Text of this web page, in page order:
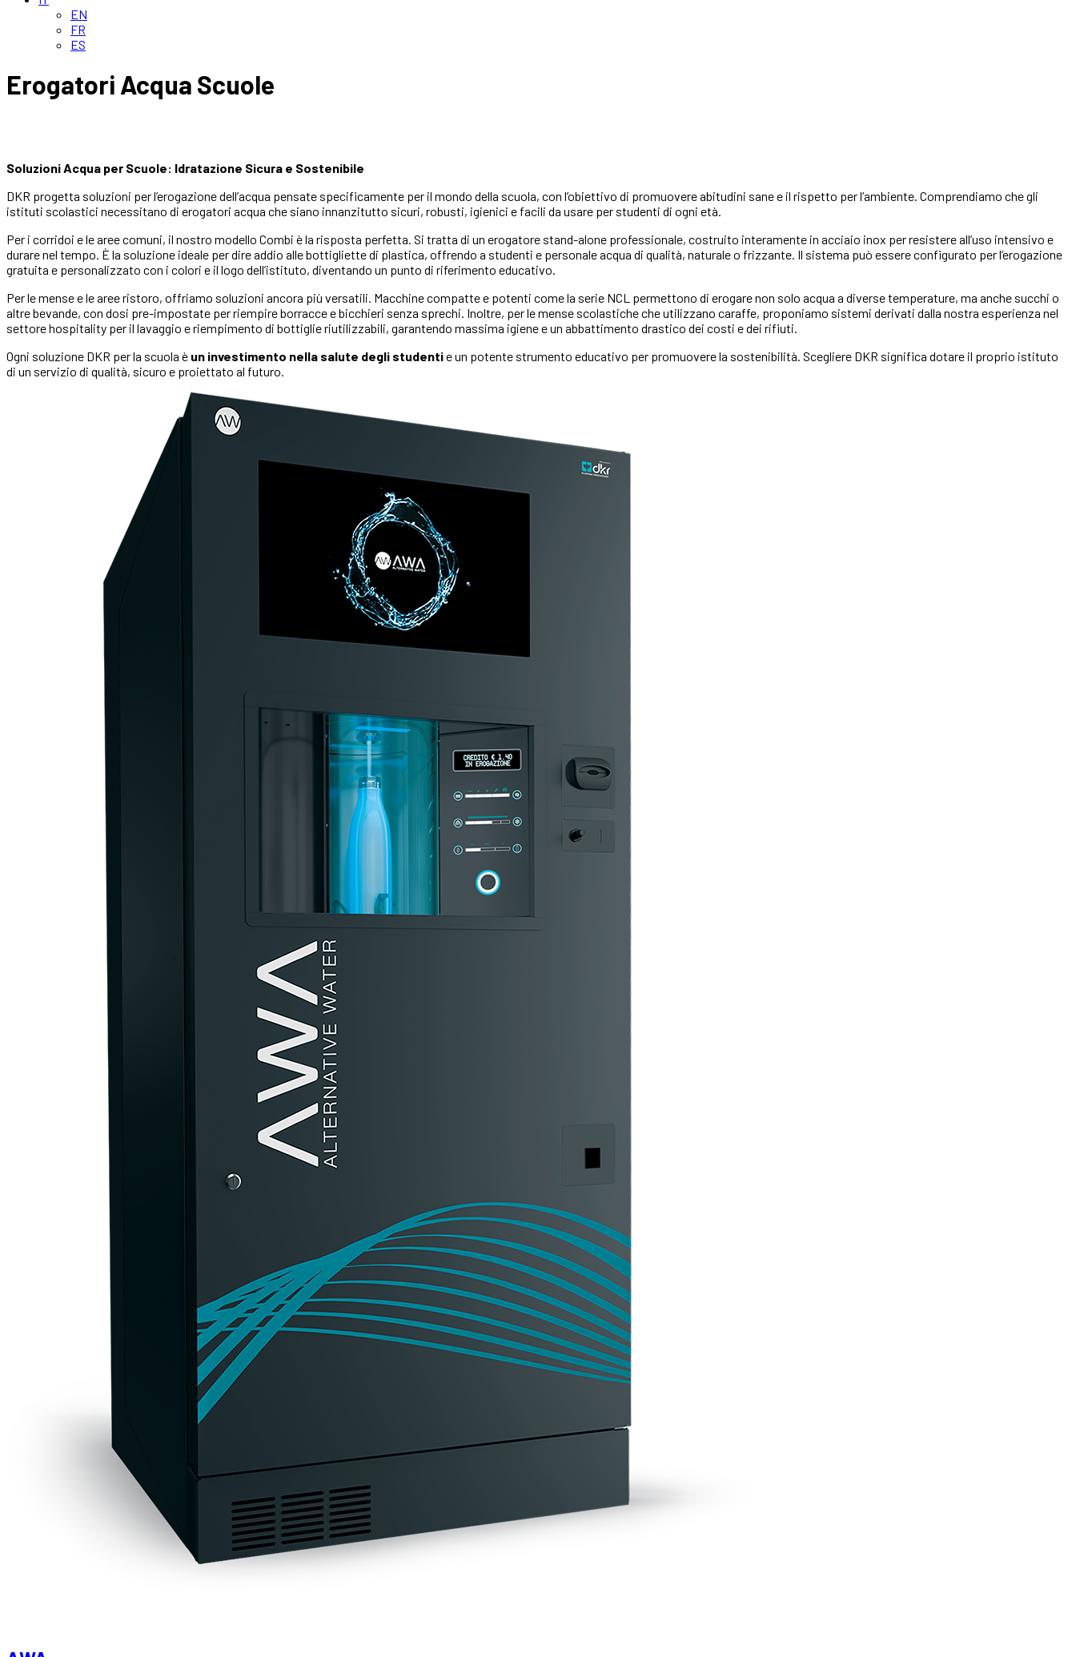
EN
FR
ES
Erogatori Acqua Scuole
Soluzioni Acqua per Scuole: Idratazione Sicura e Sostenibile
DKR progetta soluzioni per l’erogazione dell’acqua pensate specificamente per il mondo della scuola, con l’obiettivo di promuovere abitudini sane e il rispetto per l’ambiente. Comprendiamo che gli
istituti scolastici necessitano di erogatori acqua che siano innanzitutto sicuri, robusti, igienici e facili da usare per studenti di ogni età.
Per i corridoi e le aree comuni, il nostro modello Combi è la risposta perfetta. Si tratta di un erogatore stand-alone professionale, costruito interamente in acciaio inox per resistere all’uso intensivo e
durare nel tempo. È la soluzione ideale per dire addio alle bottigliette di plastica, offrendo a studenti e personale acqua di qualità, naturale o frizzante. Il sistema può essere configurato per l’erogazione
gratuita e personalizzato con i colori e il logo dell’istituto, diventando un punto di riferimento educativo.
Per le mense e le aree ristoro, offriamo soluzioni ancora più versatili. Macchine compatte e potenti come la serie NCL permettono di erogare non solo acqua a diverse temperature, ma anche succhi o
altre bevande, con dosi pre-impostate per riempire borracce e bicchieri senza sprechi. Inoltre, per le mense scolastiche che utilizzano caraffe, proponiamo sistemi derivati dalla nostra esperienza nel
settore hospitality per il lavaggio e riempimento di bottiglie riutilizzabili, garantendo massima igiene e un abbattimento drastico dei costi e dei rifiuti.
Ogni soluzione DKR per la scuola è un investimento nella salute degli studentie un potente strumento educativo per promuovere la sostenibilità. Scegliere DKR significa dotare il proprio istituto
di un servizio di qualità, sicuro e proiettato al futuro.